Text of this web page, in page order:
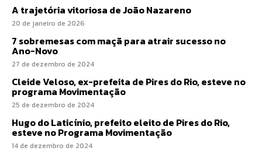
A trajetória vitoriosa de João Nazareno
20 de janeiro de 2026
7 sobremesas com maçã para atrair sucesso no
Ano-Novo
27 de dezembro de 2024
Cleide Veloso, ex-prefeita de Pires do Rio, esteve no
programa Movimentação
25 de dezembro de 2024
Hugo do Laticínio, prefeito eleito de Pires do Rio,
esteve no Programa Movimentação
14 de dezembro de 2024